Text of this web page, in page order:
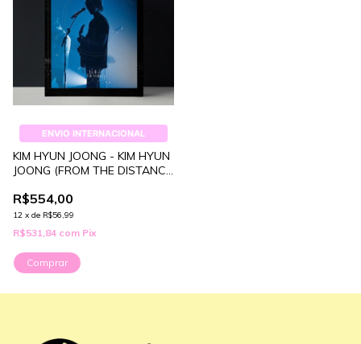
ENVIO INTERNACIONAL
KIM HYUN JOONG - KIM HYUN
JOONG (FROM THE DISTANCE
R$554,00
12 x de R$56,99
R$531,84 com Pix